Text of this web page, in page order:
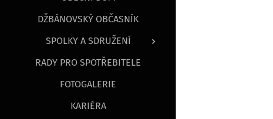
DŽBÁNOVSKÝ OBČASNÍK
SPOLKY A SDRUŽENÍ
RADY PRO SPOTŘEBITELE
FOTOGALERIE
KARIÉRA